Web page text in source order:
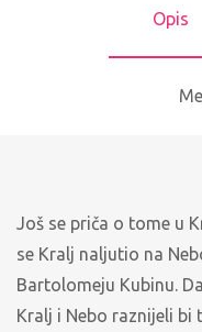
Opis
Još se priča o tome u
se Kralj naljutio na
Bartolomeju Kubinu.
Kralj i Nebo raznijeli